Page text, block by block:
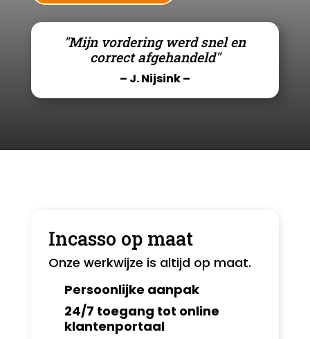
"Mijn vordering werd snel en
correct afgehandeld"
– J. Nijsink –
Incasso op maat
Onze werkwijze is altijd op maat.
Persoonlijke aanpak
24/7 toegang tot online
klantenportaal